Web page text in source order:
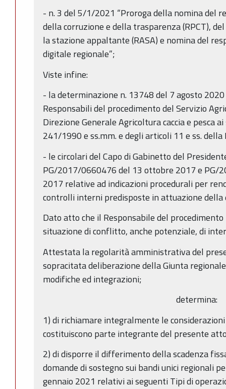
- n. 3 del 5/1/2021 “Proroga della nomina del
della corruzione e della trasparenza (RPCT),
la stazione appaltante (RASA) e nomina del
digitale regionale”;
Viste infine:
- la determinazione n. 13748 del 7 agosto
Responsabili del procedimento del Servizio
Direzione Generale Agricoltura caccia e pesca
241/1990 e ss.mm. e degli articoli 11 e ss.
- le circolari del Capo di Gabinetto del
PG/2017/0660476 del 13 ottobre 2017 e PG/
2017 relative ad indicazioni procedurali per
controlli interni predisposte in attuazione
Dato atto che il Responsabile del
situazione di conflitto, anche potenziale, di
Attestata la regolarità amministrativa del
sopracitata deliberazione della Giunta
modifiche ed integrazioni;
determina:
1) di richiamare integralmente le
costituiscono parte integrante del presente
2) di disporre il differimento della scadenza
domande di sostegno sui bandi unici regionali
gennaio 2021 relativi ai seguenti Tipi di